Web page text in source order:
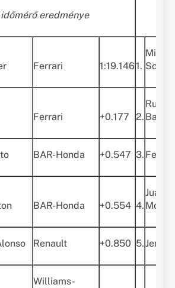
eredménye
Ferrari 1:19.1461.
Ferrari +0.177 2.
BAR-Honda +0.547 3.
BAR-Honda +0.554 4.
Juan
Renault +0.850 5.
Williams-